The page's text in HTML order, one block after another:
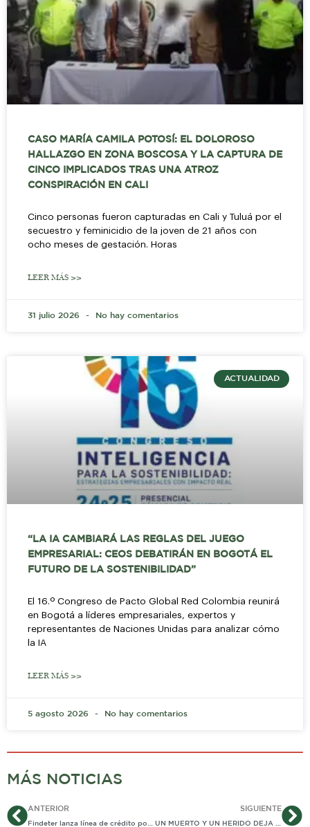
CASO MARÍA CAMILA POTOSÍ: EL DOLOROSO
HALLAZGO EN ZONA BOSCOSA Y LA CAPTURA DE
CINCO IMPLICADOS TRAS UNA ATROZ
CONSPIRACIÓN EN CALI
Cinco personas fueron capturadas en Cali y Tuluá por el
secuestro y feminicidio de la joven de 21 años con
ocho meses de gestación. Horas
LEER MÁS >>
31 julio 2026 No hay comentarios
ACTUALIDAD
“LA IA CAMBIARÁ LAS REGLAS DEL JUEGO
EMPRESARIAL: CEOS DEBATIRÁN EN BOGOTÁ EL
FUTURO DE LA SOSTENIBILIDAD”
El 16.º Congreso de Pacto Global Red Colombia reunirá
en Bogotá a líderes empresariales, expertos y
representantes de Naciones Unidas para analizar cómo
la IA
LEER MÁS >>
5 agosto 2026 No hay comentarios
MÁS NOTICIAS
AntANTERIOR SIGUIENTE